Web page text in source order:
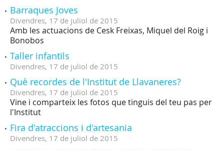
Barraques Joves
Divendres, 17 de juliol de 2015
Amb les actuacions de Cesk Freixas, Miquel del Roig i
Bonobos
Taller infantils
Divendres, 17 de juliol de 2015
Què recordes de l'Institut de Llavaneres?
Divendres, 17 de juliol de 2015
Vine i comparteix les fotos que tinguis del teu pas per
l'Institut
Fira d'atraccions i d'artesania
Divendres, 17 de juliol de 2015